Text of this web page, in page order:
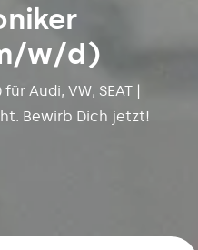
w/d)
Audi, VW, SEAT |
Bewirb Dich jetzt!